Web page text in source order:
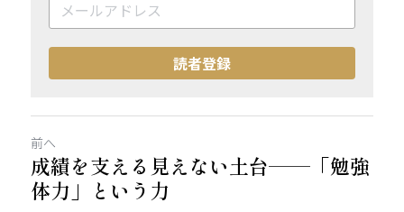
読者登録
前へ
成績を支える見えない土台——「勉強
体力」という力